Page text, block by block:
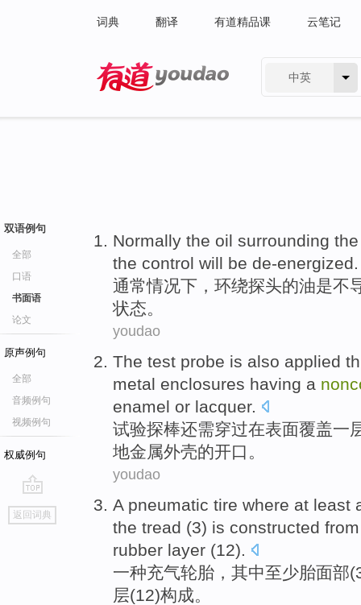
词典 翻译 有道精品课 云笔记
中英
双语例句
全部
口语
书面语
论文
原声例句
全部
音频例句
视频例句
权威例句
go
top
返回词典
Normally the oil surrounding the
the control will be de-energized.
通常情况下， 环绕探头的油是不
状态。
youdao
The test probe is also applied
metal enclosures having a
enamel or lacquer.
试验探棒还需穿过在表面覆盖一
地金属外壳的开口 。
youdao
A pneumatic tire where at least
the tread (3) is constructed
rubber layer (12).
一种充气轮胎 ， 其中至少胎面部(
层(12)构成。